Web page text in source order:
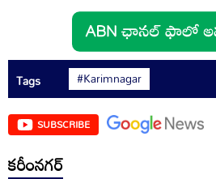
Tags #Karimnagar
SUBSCRIBE
కరీంనగర్